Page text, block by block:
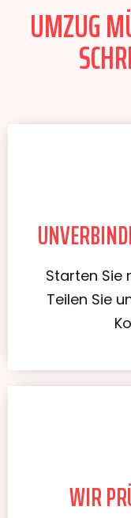
UMZUG
Starten Sie
Teilen Sie
WIR